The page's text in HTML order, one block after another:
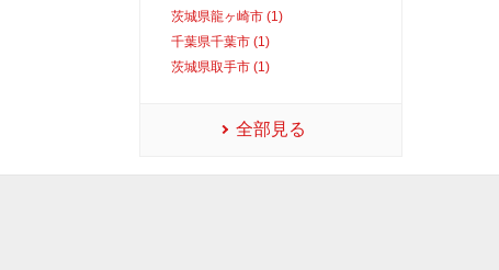
茨城県龍ヶ崎市 (1)
千葉県千葉市 (1)
茨城県取手市 (1)
全部見る